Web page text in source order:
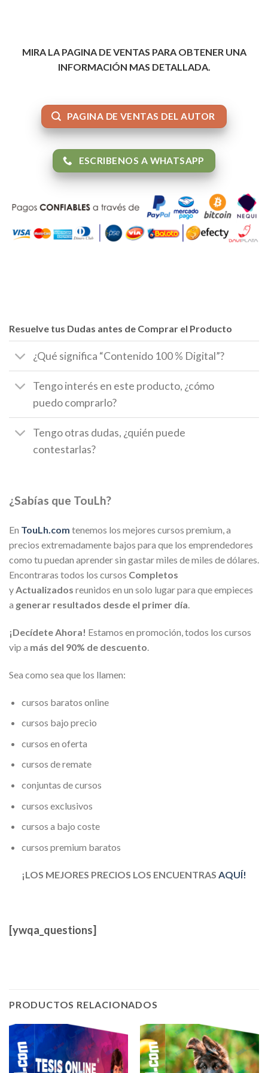
MIRA LA PAGINA DE VENTAS PARA OBTENER UNA
INFORMACIÓN MAS DETALLADA.
PAGINA DE VENTAS DEL AUTOR
ESCRIBENOS A WHATSAPP
Resuelve tus Dudas antes de Comprar el Producto
¿Qué significa “Contenido 100 % Digital”?
Tengo interés en este producto, ¿cómo
puedo comprarlo?
Tengo otras dudas, ¿quién puede
contestarlas?
¿Sabías que TouLh?
En TouLh.com tenemos los mejores cursos premium, a
precios extremadamente bajos para que los emprendedores
como tu puedan aprender sin gastar miles de miles de dólares.
Encontraras todos los cursos Completos
yActualizados reunidos en un solo lugar para que empieces
a generar resultados desde el primer día.
¡Decídete Ahora! Estamos en promoción, todos los cursos
vip a más del 90% de descuento.
Sea como sea que los llamen:
cursos baratos online
cursos bajo precio
cursos en oferta
cursos de remate
conjuntas de cursos
cursos exclusivos
cursos a bajo coste
cursos premium baratos
¡LOS MEJORES PRECIOS LOS ENCUENTRAS AQUÍ!
[ywqa_questions]
PRODUCTOS RELACIONADOS